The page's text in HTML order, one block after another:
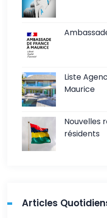
Liste
Maurice
Nouvelles
résidents
Articles